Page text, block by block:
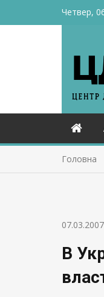
Четвер,
Головна
07.03.2007
В